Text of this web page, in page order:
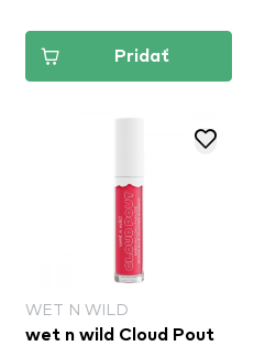
Pridať
WET N WILD
wet n wild Cloud Pout